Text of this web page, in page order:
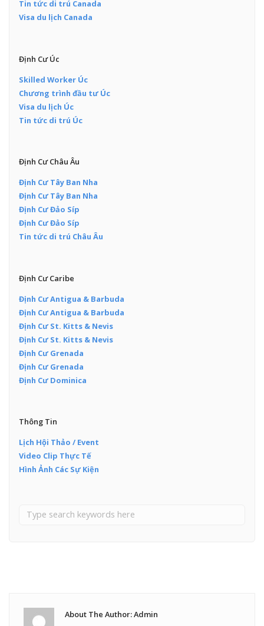
Tin tức di trú Canada
Visa du lịch Canada
Định Cư Úc
Skilled Worker Úc
Chương trình đầu tư Úc
Visa du lịch Úc
Tin tức di trú Úc
Định Cư Châu Âu
Định Cư Tây Ban Nha
Định Cư Tây Ban Nha
Định Cư Đảo Síp
Định Cư Đảo Síp
Tin tức di trú Châu Âu
Định Cư Caribe
Định Cư Antigua & Barbuda
Định Cư Antigua & Barbuda
Định Cư St. Kitts & Nevis
Định Cư St. Kitts & Nevis
Định Cư Grenada
Định Cư Grenada
Định Cư Dominica
Thông Tin
Lịch Hội Thảo / Event
Video Clip Thực Tế
Hình Ảnh Các Sự Kiện
About The Author: Admin